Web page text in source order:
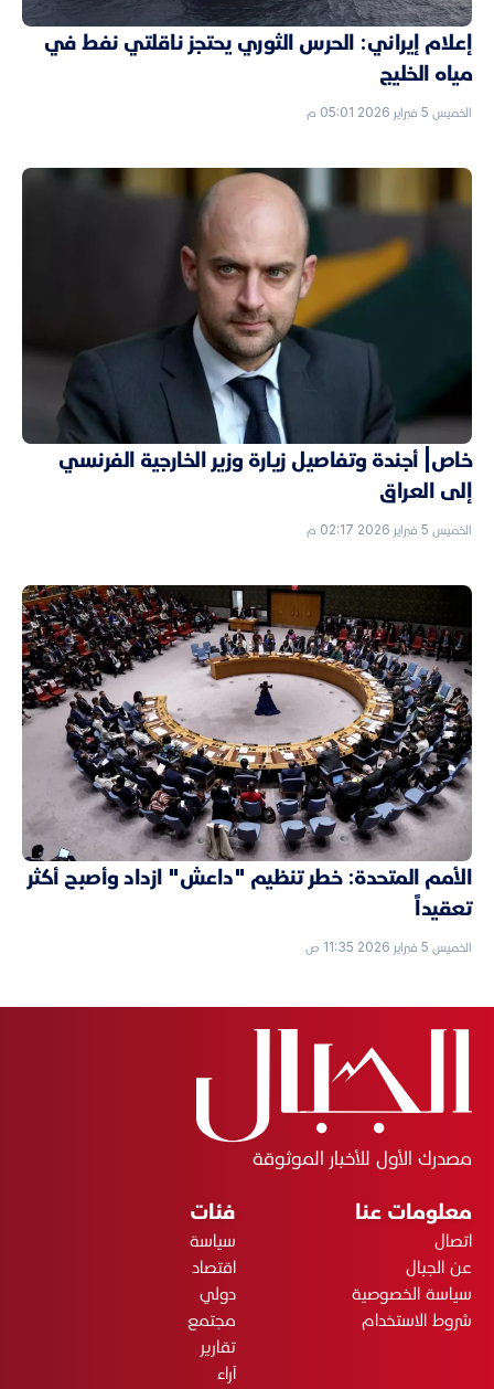
إعلام إيراني: الحرس الثوري يحتجز ناقلتي نفط في
مياه الخليج
الخميس 5 فبراير 2026 05:01 م
خاص| أجندة وتفاصيل زيارة وزير الخارجية الفرنسي
إلى العراق
الخميس 5 فبراير 2026 02:17 م
الأمم المتحدة: خطر تنظيم "داعش" ازداد وأصبح أكثر
تعقيداً
الخميس 5 فبراير 2026 11:35 ص
مصدرك الأول للأخبار الموثوقة
معلومات عنا
اتصال
عن الجبال
سياسة الخصوصية
شروط الاستخدام
فئات
سياسة
اقتصاد
دولي
مجتمع
تقارير
آراء